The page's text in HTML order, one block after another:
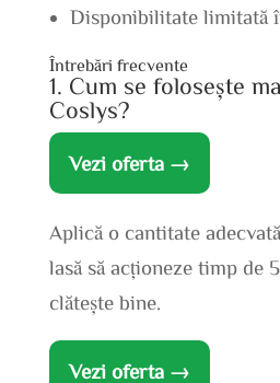
Disponibilitate limitată
Întrebări frecvente
1. Cum se folosește
Coslys?
Vezi oferta →
Aplică o cantitate
lasă să acționeze timp de
clătește bine.
Vezi oferta →